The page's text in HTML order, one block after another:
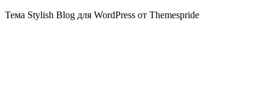
Тема Stylish Blog для WordPress от Themespride